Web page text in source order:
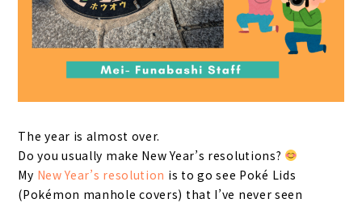
The year is almost over.
Do you usually make New Year’s resolutions?
My New Year’s resolution is to go see Poké Lids
(Pokémon manhole covers) that I’ve never seen